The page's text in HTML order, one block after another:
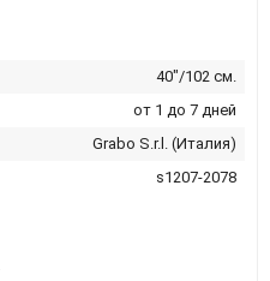
40"/102 см.
от 1 до 7 дней
Grabo S.r.l. (Италия)
s1207-2078